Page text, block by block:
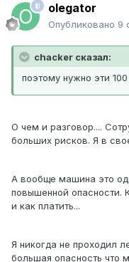
olegator
Опубликовано 9
chacker сказал:
поэтому нужно эти
О чем и разговор....
больших рисков. Я в
А вообще машина это
повышенной опасности.
и как платить...
Я никогда не проходил
большая опасность что